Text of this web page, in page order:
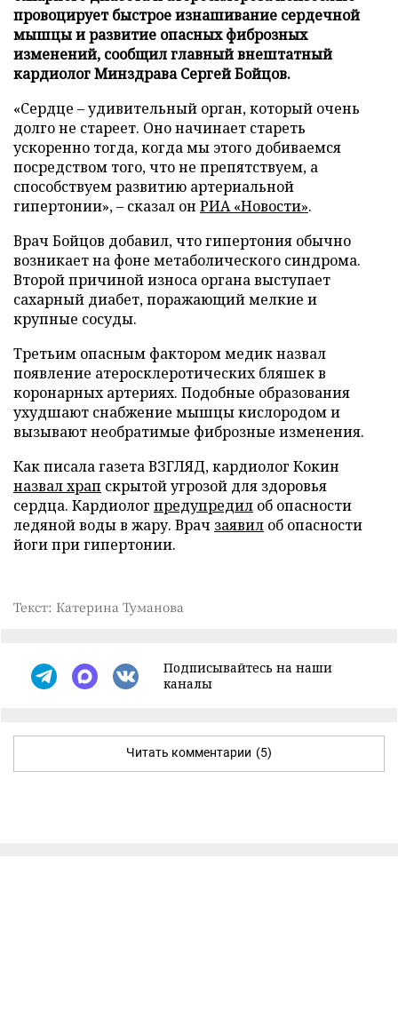
провоцирует быстрое изнашивание сердечной
мышцы и развитие опасных фиброзных
изменений, сообщил главный внештатный
кардиолог Минздрава Сергей Бойцов.
«Сердце – удивительный орган, который очень
долго не стареет. Оно начинает стареть
ускоренно тогда, когда мы этого добиваемся
посредством того, что не препятствуем, а
способствуем развитию артериальной
гипертонии», – сказал он РИА «Новости».
Врач Бойцов добавил, что гипертония обычно
возникает на фоне метаболического синдрома.
Второй причиной износа органа выступает
сахарный диабет, поражающий мелкие и
крупные сосуды.
Третьим опасным фактором медик назвал
появление атеросклеротических бляшек в
коронарных артериях. Подобные образования
ухудшают снабжение мышцы кислородом и
вызывают необратимые фиброзные изменения.
Как писала газета ВЗГЛЯД, кардиолог Кокин
назвал храп скрытой угрозой для здоровья
сердца. Кардиолог предупредил об опасности
ледяной воды в жару. Врач заявил об опасности
йоги при гипертонии.
Текст: Катерина Туманова
Подписывайтесь на наши
каналы
Читать комментарии (5)